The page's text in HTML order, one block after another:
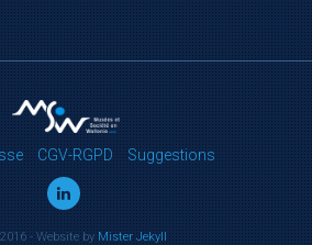
CGV-RGPD Suggestions
- Website byMister Jekyll